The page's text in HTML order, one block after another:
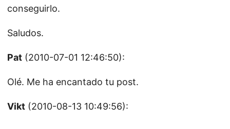
conseguirlo.
Saludos.
Pat (2010-07-01 12:46:50):
Olé. Me ha encantado tu post.
Vikt (2010-08-13 10:49:56):